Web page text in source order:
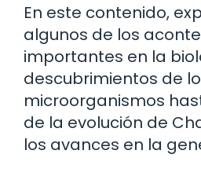
En este contenido,
algunos de los
importantes en la
descubrimientos de
microorganismos
de la evolución de
los avances en la